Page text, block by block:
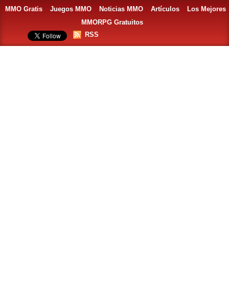
MMO Gratis Juegos MMO Noticias MMO Artículos
Los Mejores
MMORPG Gratuitos
RSS